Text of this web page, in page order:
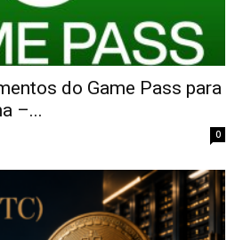
do Game Pass para
–...
0